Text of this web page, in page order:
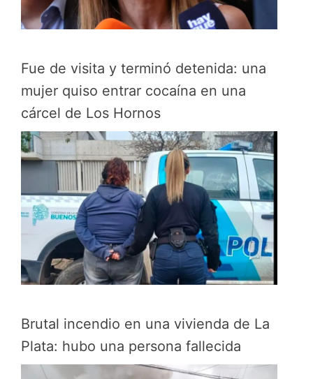
Fue de visita y terminó detenida: una
mujer quiso entrar cocaína en una
cárcel de Los Hornos
Brutal incendio en una vivienda de La
Plata: hubo una persona fallecida